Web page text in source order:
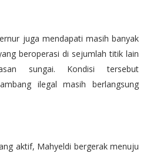
juga mendapati masih banyak
beroperasi di sejumlah titik lain
sungai. Kondisi tersebut
ilegal masih berlangsung
aktif, Mahyeldi bergerak menuju